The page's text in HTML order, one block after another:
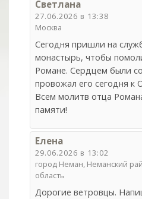
Светлана
27.06.2026 в 13:38
Москва
Сегодня пришли на
монастырь, чтобы
Романе. Сердцем были
провожал его сегодня к
Всем молитв отца
памяти!
Елена
29.06.2026 в 13:02
город Неман, Неманский
область
Дорогие ветровцы.